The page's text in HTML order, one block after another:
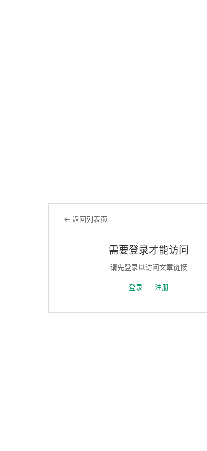
← 返回列表页
需要登录才能访问
请先登录以访问文章链接
登录 注册